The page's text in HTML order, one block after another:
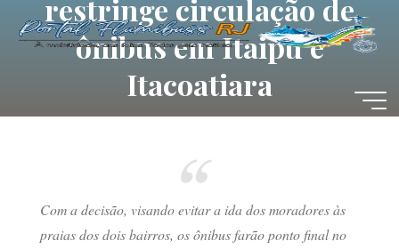
para
restringe circulação de
ônibus em Itaipu e
Itacoatiara
Portal Flumibuss RJ
Com a decisão, visando evitar a ida dos moradores às
praias dos dois bairros, os ônibus farão ponto final no